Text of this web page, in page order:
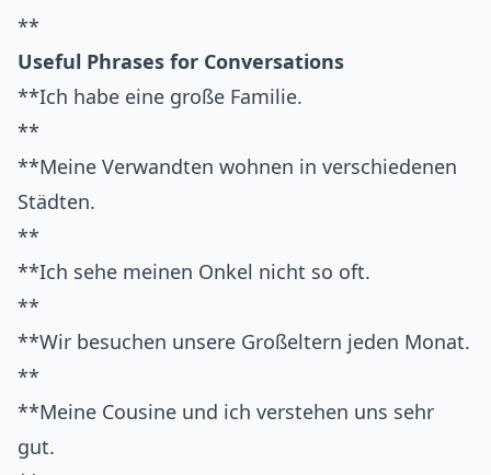
**
Useful Phrases for Conversations
**Ich habe eine große Familie.
**
**Meine Verwandten wohnen in verschiedenen
Städten.
**
**Ich sehe meinen Onkel nicht so oft.
**
**Wir besuchen unsere Großeltern jeden Monat.
**
**Meine Cousine und ich verstehen uns sehr
gut.